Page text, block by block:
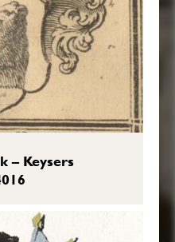
– Keysers